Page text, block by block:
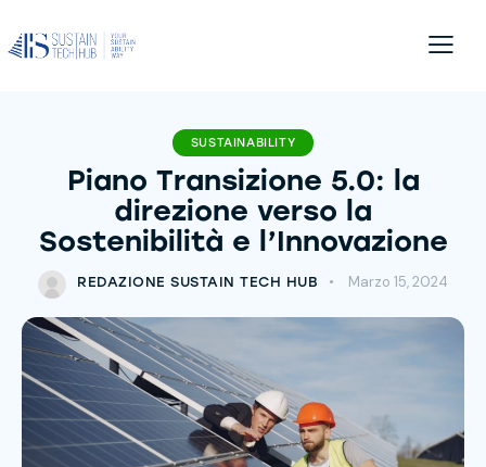
SUSTAINABILITY
Piano Transizione 5.0: la
direzione verso la
Sostenibilità e l’Innovazione
REDAZIONE SUSTAIN TECH HUB Marzo 15, 2024